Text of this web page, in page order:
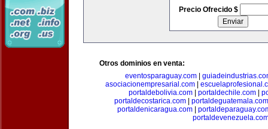
Precio Ofrecido $
Otros dominios en venta:
eventosparaguay.com
asociacionempresarial.com|
portaldebolivia.com| portaldechile.com|
portaldecostarica.com
portaldeguatemala.com
portaldenicaragua.com|